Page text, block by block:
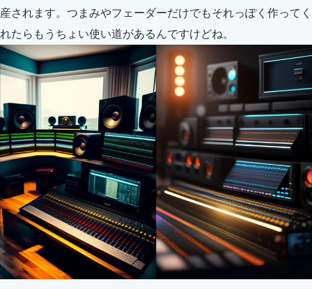
産されます。つまみやフェーダーだけでもそれっぽく作ってく
れたらもうちょい使い道があるんですけどね。